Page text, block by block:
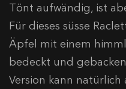
Tönt aufwändig, ist
Für dieses süsse
Äpfel mit einem
bedeckt und
Version kann